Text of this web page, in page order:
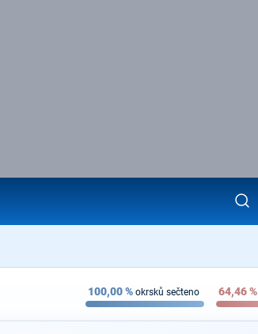
100,00% okrsků sečteno 64,46%